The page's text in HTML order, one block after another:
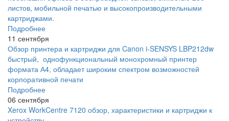
листов, мобильной печатью и высокопроизводительными
картриджами.
Подробнее
11 сентября
Обзор принтера и картриджи для Canon i-SENSYS LBP212dw
быстрый, однофункциональный монохромный принтер
формата А4, обладает широким спектром возможностей
корпоративной печати
Подробнее
06 сентября
Xerox WorkCentre 7120 обзор, характеристики и картриджи к